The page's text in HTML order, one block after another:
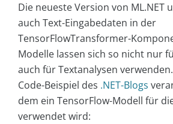
Die neueste Version von ML.NET
auch Text-Eingabedaten in der
TensorFlowTransformer-
Modelle lassen sich so nicht nur
auch für Textanalysen
Code-Beispiel des .NET-Blogs
dem ein TensorFlow-Modell für
verwendet wird: